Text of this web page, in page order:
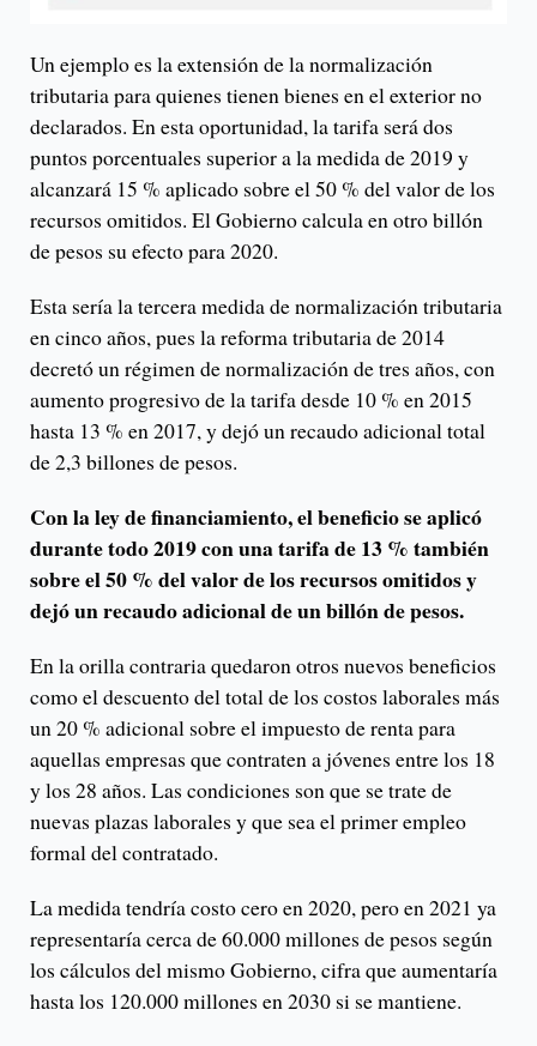
Un ejemplo es la extensión de la normalización
tributaria para quienes tienen bienes en el exterior no
declarados. En esta oportunidad, la tarifa será dos
puntos porcentuales superior a la medida de 2019 y
alcanzará 15 % aplicado sobre el 50 % del valor de los
recursos omitidos. El Gobierno calcula en otro billón
de pesos su efecto para 2020.
Esta sería la tercera medida de normalización tributaria
en cinco años, pues la reforma tributaria de 2014
decretó un régimen de normalización de tres años, con
aumento progresivo de la tarifa desde 10 % en 2015
hasta 13 % en 2017, y dejó un recaudo adicional total
de 2,3 billones de pesos.
Con la ley de financiamiento, el beneficio se aplicó
durante todo 2019 con una tarifa de 13 % también
sobre el 50 % del valor de los recursos omitidos y
dejó un recaudo adicional de un billón de pesos.
En la orilla contraria quedaron otros nuevos beneficios
como el descuento del total de los costos laborales más
un 20 % adicional sobre el impuesto de renta para
aquellas empresas que contraten a jóvenes entre los 18
y los 28 años. Las condiciones son que se trate de
nuevas plazas laborales y que sea el primer empleo
formal del contratado.
La medida tendría costo cero en 2020, pero en 2021 ya
representaría cerca de 60.000 millones de pesos según
los cálculos del mismo Gobierno, cifra que aumentaría
hasta los 120.000 millones en 2030 si se mantiene.